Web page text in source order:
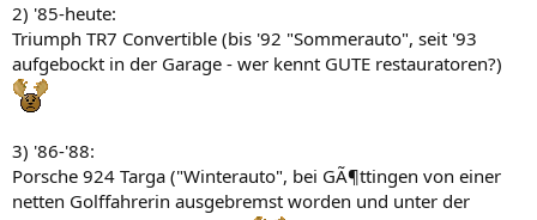
2) '85-heute:
Triumph TR7 Convertible (bis '92 "Sommerauto", seit '93
aufgebockt in der Garage - wer kennt GUTE restauratoren?)
3) '86-'88:
Porsche 924 Targa ("Winterauto", bei GÃ¶ttingen von einer
netten Golffahrerin ausgebremst worden und unter der